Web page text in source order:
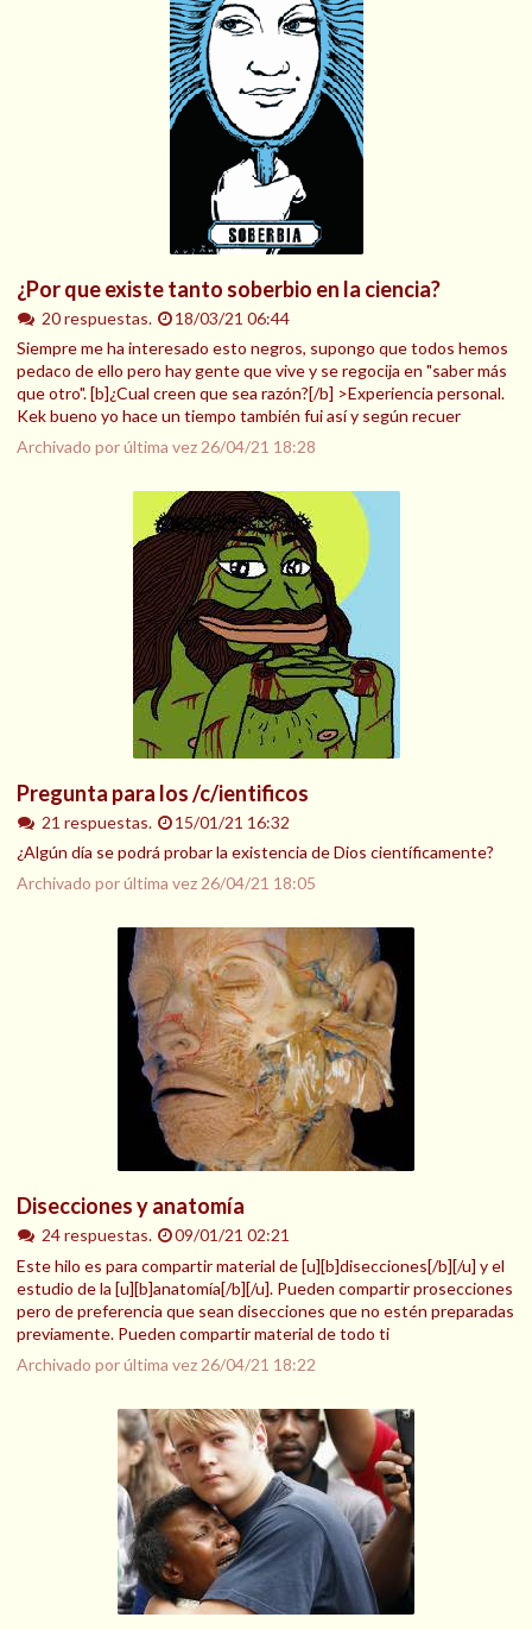
¿Por que existe tanto soberbio en la ciencia?
20 respuestas.
18/03/21 06:44
Siempre me ha interesado esto negros, supongo que todos hemos
pedaco de ello pero hay gente que vive y se regocija en "saber más
que otro". [b]¿Cual creen que sea razón?[/b] >Experiencia personal.
Kek bueno yo hace un tiempo también fui así y según recuer
Archivado por última vez 26/04/21 18:28
Pregunta para los /c/ientificos
21 respuestas.
15/01/21 16:32
¿Algún día se podrá probar la existencia de Dios científicamente?
Archivado por última vez 26/04/21 18:05
Disecciones y anatomía
24 respuestas.
09/01/21 02:21
Este hilo es para compartir material de [u][b]disecciones[/b][/u] y el
estudio de la [u][b]anatomía[/b][/u]. Pueden compartir prosecciones
pero de preferencia que sean disecciones que no estén preparadas
previamente. Pueden compartir material de todo ti
Archivado por última vez 26/04/21 18:22